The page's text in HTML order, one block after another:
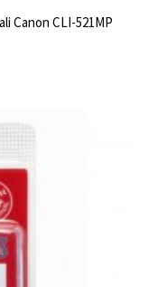
Canon CLI-521MP